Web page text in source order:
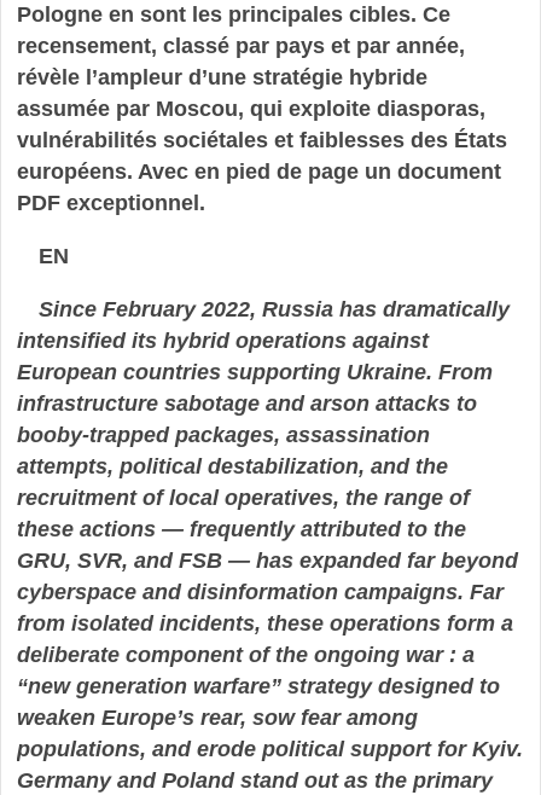
Pologne en sont les principales cibles. Ce
recensement, classé par pays et par année,
révèle l’ampleur d’une stratégie hybride
assumée par Moscou, qui exploite diasporas,
vulnérabilités sociétales et faiblesses des États
européens. Avec en pied de page un document
PDF exceptionnel.
EN
Since February 2022, Russia has dramatically
intensified its hybrid operations against
European countries supporting Ukraine. From
infrastructure sabotage and arson attacks to
booby-trapped packages, assassination
attempts, political destabilization, and the
recruitment of local operatives, the range of
these actions — frequently attributed to the
GRU, SVR, and FSB — has expanded far beyond
cyberspace and disinformation campaigns. Far
from isolated incidents, these operations form a
deliberate component of the ongoing war : a
“new generation warfare” strategy designed to
weaken Europe’s rear, sow fear among
populations, and erode political support for Kyiv.
Germany and Poland stand out as the primary